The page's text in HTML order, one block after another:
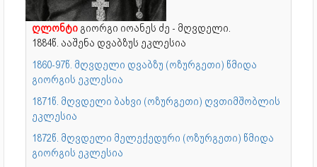
ღლონტი გიორგი იოანეს ძე - მღვდელი.
1884წ. ააშენა დვაბზუს ეკლესია
1860-97წ. მღვდელი დვაბზუ (ოზურგეთი) წმიდა
გიორგის ეკლესია
1871წ. მღვდელი ბახვი (ოზურგეთი) ღვთიმშობლის
ეკლესია
1872წ. მღვდელი მელექედური (ოზურგეთი) წმიდა
გიორგის ეკლესია